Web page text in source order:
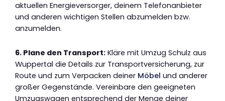
aktuellen Energieversorger, deinem Telefonanbieter
und anderen wichtigen Stellen abzumelden bzw.
anzumelden.
6. Plane den Transport: Kläre mit Umzug Schulz aus
Wuppertal die Details zur Transportversicherung, zur
Route und zum Verpacken deiner Möbel und anderer
großer Gegenstände. Vereinbare den geeigneten
Umzugswagen entsprechend der Menge deiner